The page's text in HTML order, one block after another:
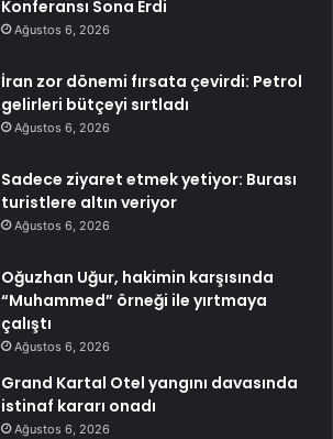
Konferansı Sona Erdi
Ağustos 6, 2026
İran zor dönemi fırsata çevirdi: Petrol
gelirleri bütçeyi sırtladı
Ağustos 6, 2026
Sadece ziyaret etmek yetiyor: Burası
turistlere altın veriyor
Ağustos 6, 2026
Oğuzhan Uğur, hakimin karşısında
“Muhammed” örneği ile yırtmaya
çalıştı
Ağustos 6, 2026
Grand Kartal Otel yangını davasında
istinaf kararı onadı
Ağustos 6, 2026